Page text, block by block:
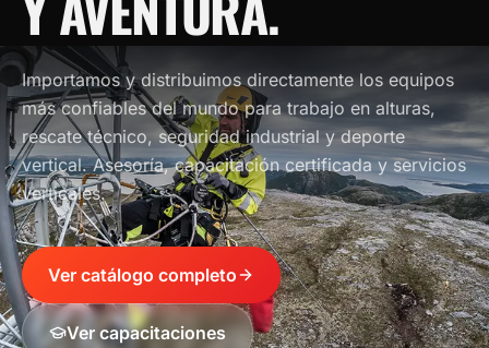
Importamos y distribuimos directamente los equipos
más confiables del mundo para trabajo en alturas,
rescate técnico, seguridad industrial y deporte
vertical. Asesoría, capacitación certificada y servicios
verticales.
Ver catálogo completo
Ver capacitaciones